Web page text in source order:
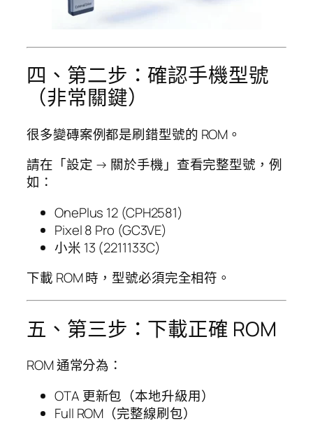
四、第二步：確認手機型號
（非常關鍵）
很多變磚案例都是刷錯型號的 ROM。
請在「設定 → 關於手機」查看完整型號，例
如：
OnePlus 12 (CPH2581)
Pixel 8 Pro (GC3VE)
小米 13 (2211133C)
下載 ROM 時，型號必須完全相符。
五、第三步：下載正確 ROM
ROM 通常分為：
OTA 更新包（本地升級用）
Full ROM（完整線刷包）